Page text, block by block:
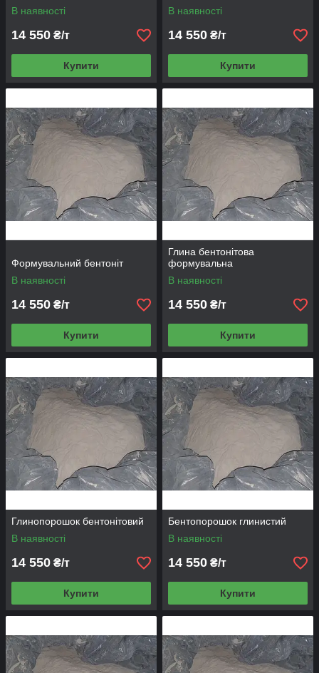
В наявності
14 550 ₴/т
Купити
В наявності
14 550 ₴/т
Купити
Формувальний бентоніт
В наявності
14 550 ₴/т
Купити
Глина бентонітова
формувальна
В наявності
14 550 ₴/т
Купити
Глинопорошок бентонітовий
В наявності
14 550 ₴/т
Купити
Бентопорошок глинистий
В наявності
14 550 ₴/т
Купити